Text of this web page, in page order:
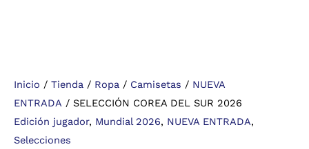
Inicio / Tienda / Ropa / Camisetas / NUEVA
ENTRADA / SELECCIÓN COREA DEL SUR 2026
Edición jugador, Mundial 2026, NUEVA ENTRADA,
Selecciones